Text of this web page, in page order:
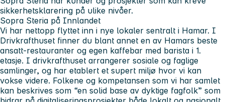
sikkerhetsklarering på ulike nivåer.
Sopra Steria på Innlandet
Vi har nettopp flyttet inn i nye lokaler sentralt i Hamar. I
Drivkrafthuset finner du blant annet en av Hamars beste
ansatt-restauranter og egen kaffebar med barista i 1.
etasje. I drivkrafthuset arrangerer sosiale og faglige
samlinger, og har etablert et supert miljø hvor vi kan
vokse videre. Folkene og kompetansen som vi har samlet
kan beskrives som “en solid base av dyktige fagfolk” som